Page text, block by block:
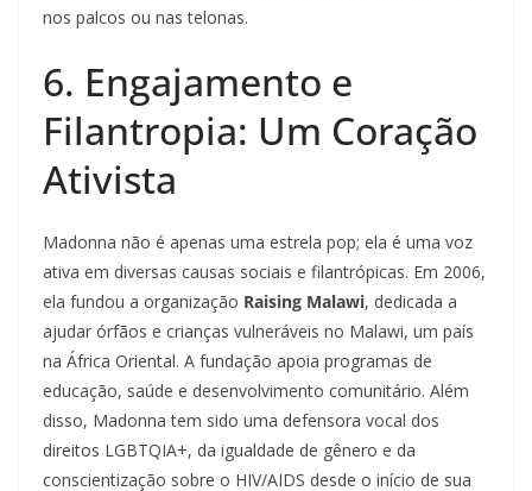
nos palcos ou nas telonas.
6. Engajamento e
Filantropia: Um Coração
Ativista
Madonna não é apenas uma estrela pop; ela é uma voz
ativa em diversas causas sociais e filantrópicas. Em 2006,
ela fundou a organização Raising Malawi, dedicada a
ajudar órfãos e crianças vulneráveis no Malawi, um país
na África Oriental. A fundação apoia programas de
educação, saúde e desenvolvimento comunitário. Além
disso, Madonna tem sido uma defensora vocal dos
direitos LGBTQIA+, da igualdade de gênero e da
conscientização sobre o HIV/AIDS desde o início de sua